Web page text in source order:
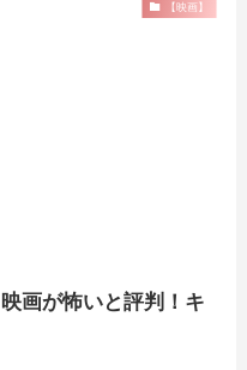
【映画】
画が怖いと評判！キ